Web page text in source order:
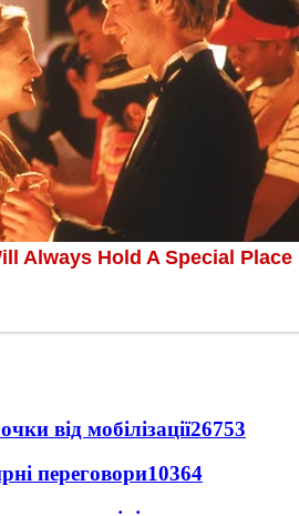
від мобілізації26753
переговори10364